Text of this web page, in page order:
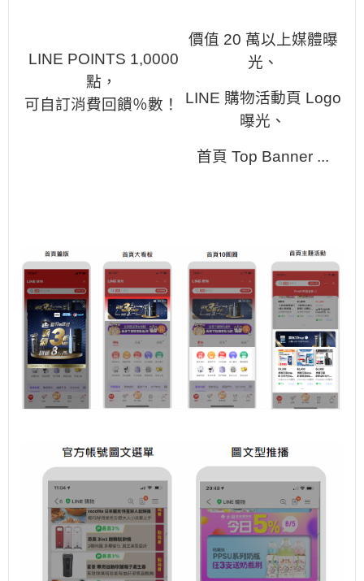
LINE POINTS 1,0000
點，
可自訂消費回饋％數！
價值 20 萬以上媒體曝
光、
LINE 購物活動頁 Logo
曝光、
首頁 Top Banner ...